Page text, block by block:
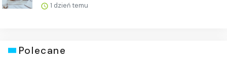
1 dzień temu
Polecane